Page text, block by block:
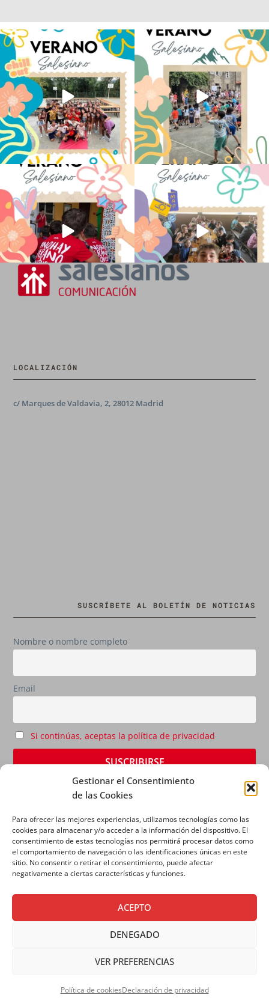
Gestionar el Consentimiento
de las Cookies
Para ofrecer las mejores experiencias, utilizamos tecnologías como las
cookies para almacenar y/o acceder a la información del dispositivo. El
consentimiento de estas tecnologías nos permitirá procesar datos como
el comportamiento de navegación o las identificaciones únicas en este
sitio. No consentir o retirar el consentimiento, puede afectar
negativamente a ciertas características y funciones.
ACEPTO
DENEGADO
VER PREFERENCIAS
Política de cookiesDeclaración de privacidad
Los alumnos de 6º de Primaria, 1º y 2º
de la ESO...
145 2
La diversión y la alegría también se han
sentido...
93 0
No hay verano sin que sea Salesiano ❤️
💫 en Luz 4
...
0
viviendo la alegría en el campamento
...
LOCALIZACIÓN
c/ Marques de Valdavia, 2, 28012 Madrid
SUSCRÍBETE AL BOLETÍN DE NOTICIAS
Nombre o nombre completo
Email
Si continúas, aceptas la política de privacidad
AVISO LEGAL|POLÍTICA DE PRIVACIDAD|